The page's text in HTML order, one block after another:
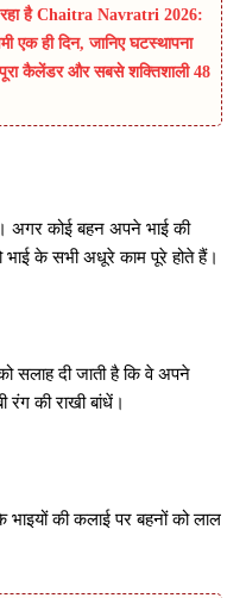
रहा है Chaitra Navratri 2026:
एक ही दिन, जानिए घटस्थापना
पूरा कैलेंडर और सबसे शक्तिशाली 48
अगर कोई बहन अपने भाई की
भाई के सभी अधूरे काम पूरे होते हैं।
सलाह दी जाती है कि वे अपने
रंग की राखी बांधें।
भाइयों की कलाई पर बहनों को लाल